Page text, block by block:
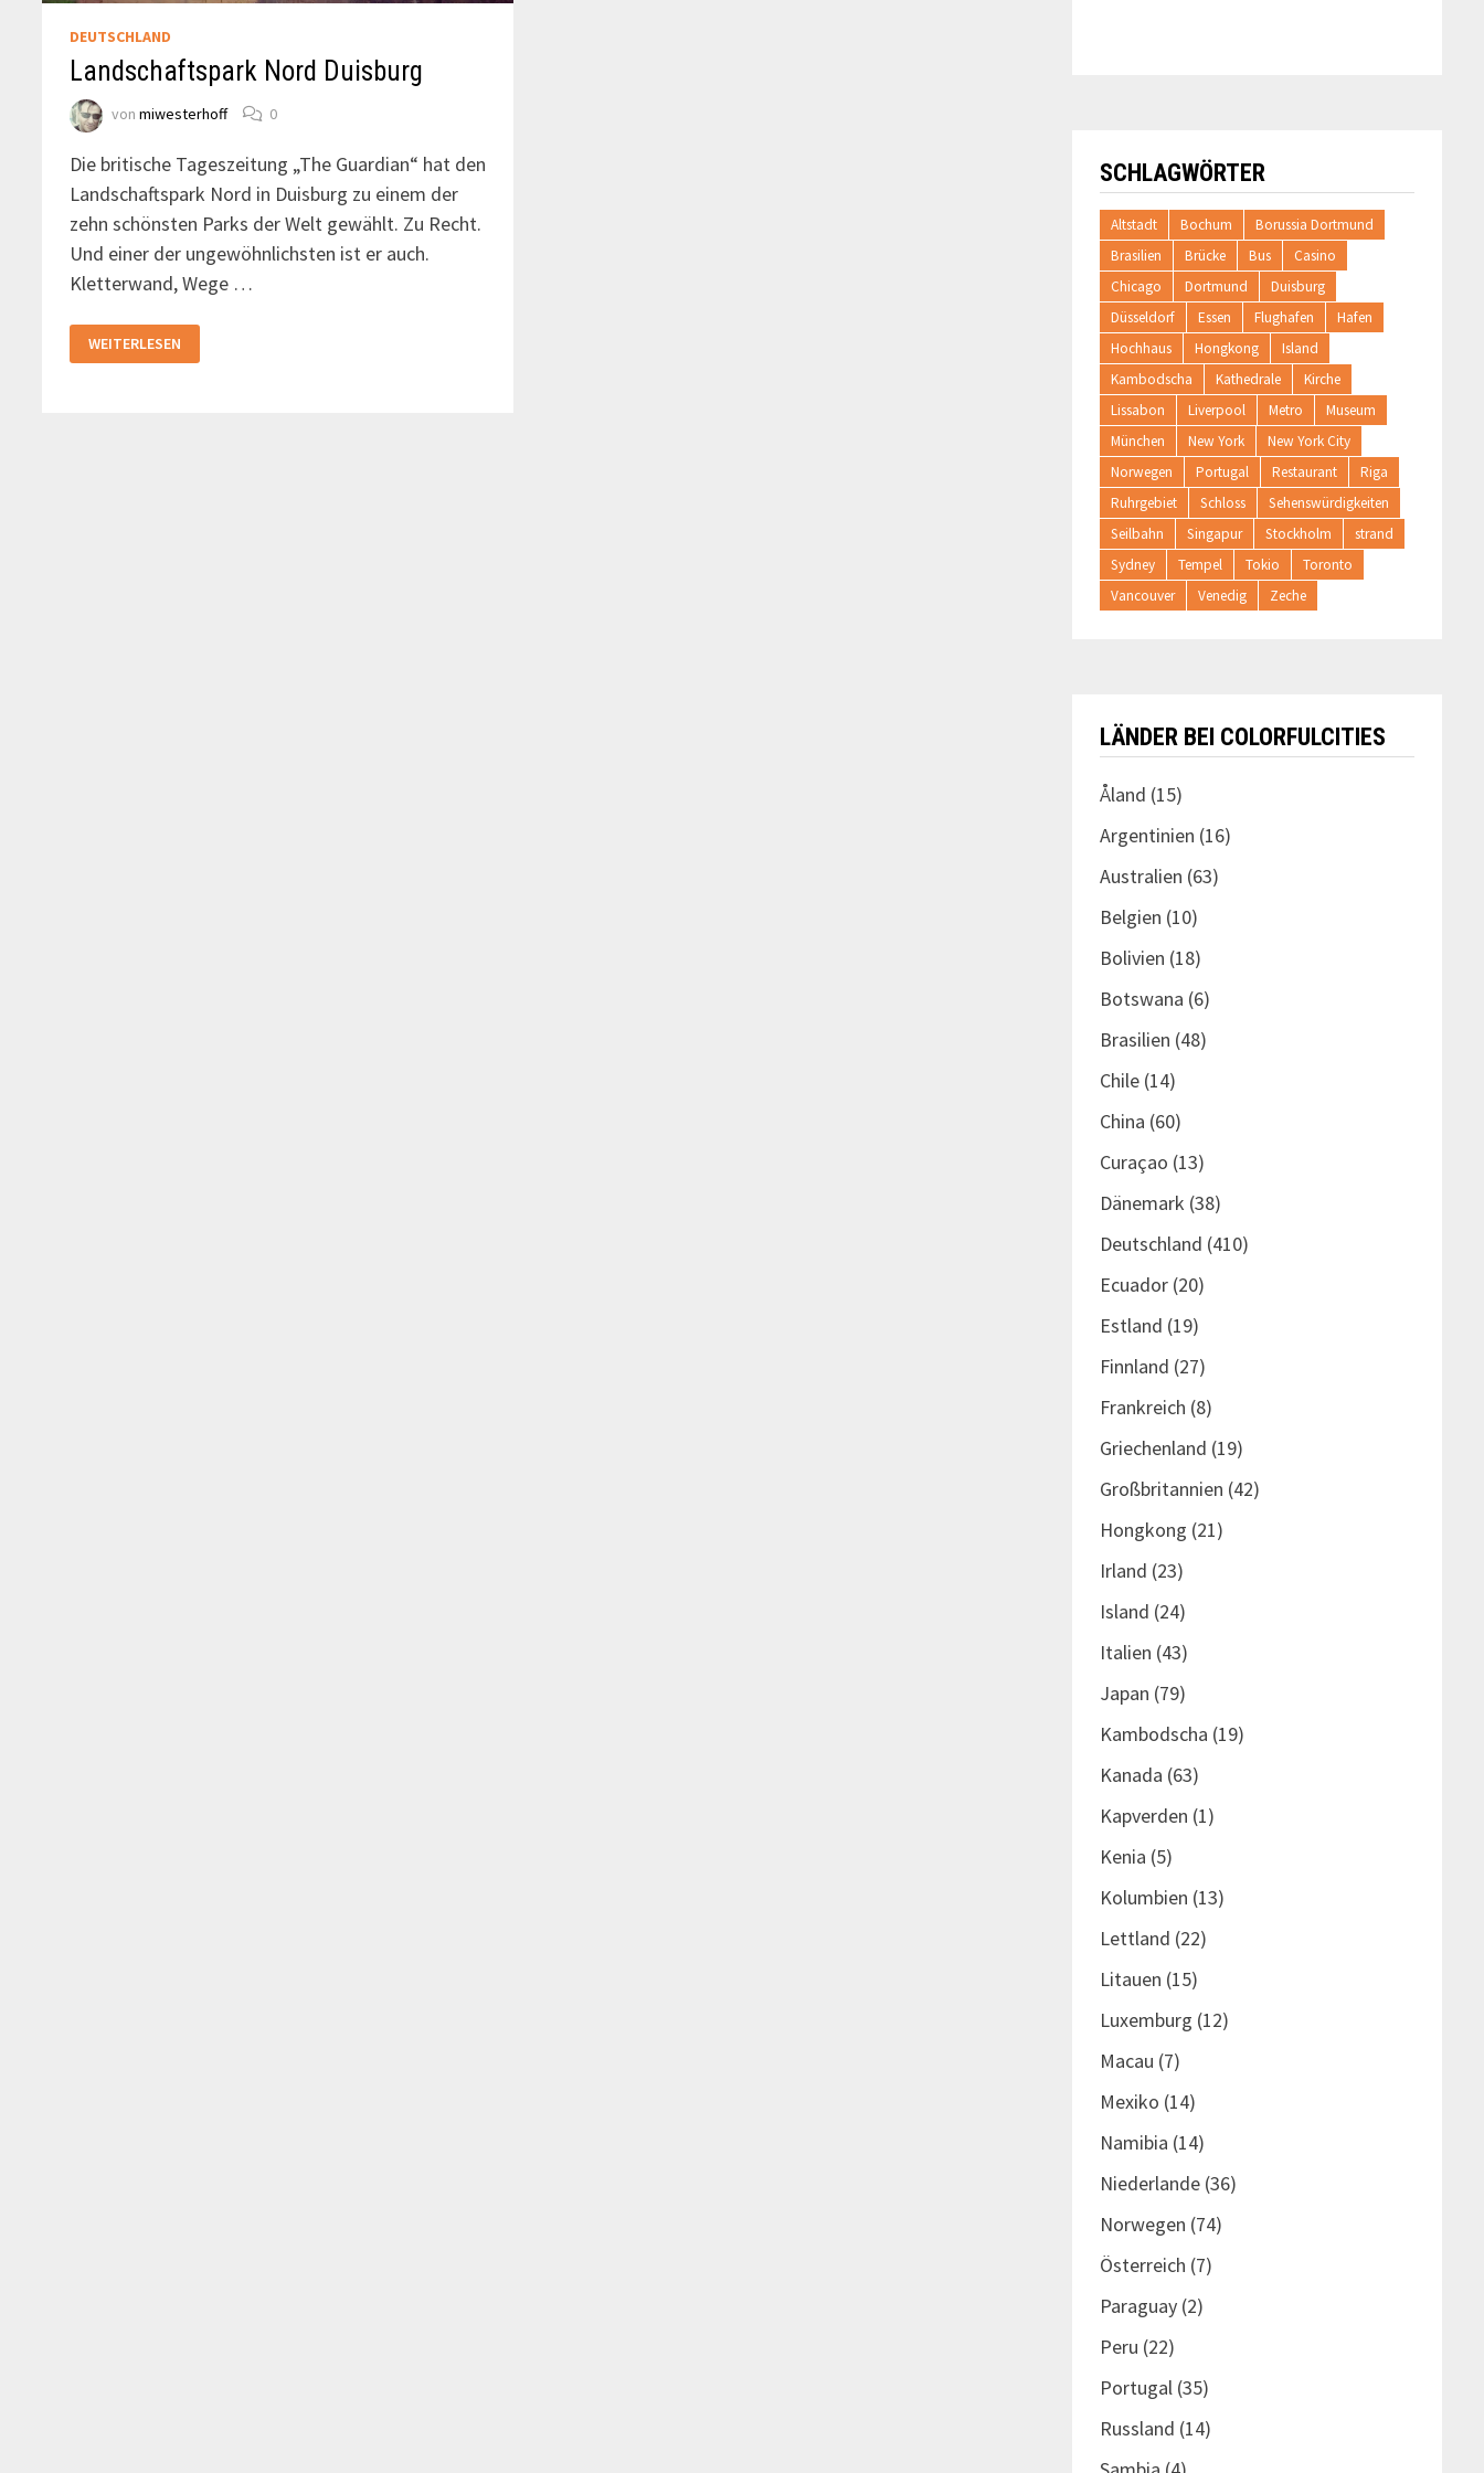
DEUTSCHLAND
Landschaftspark Nord Duisburg
vonmiwesterhoff 0
Die britische Tageszeitung „The Guardian“ hat den
Landschaftspark Nord in Duisburg zu einem der
zehn schönsten Parks der Welt gewählt. Zu Recht.
Und einer der ungewöhnlichsten ist er auch.
Kletterwand, Wege …
NORD
DUISBURG
WEITERLESEN
SCHLAGWÖRTER
Altstadt Bochum
Borussia Dortmund
Brasilien
Brücke Bus
Casino
Chicago
Dortmund
Duisburg
Düsseldorf
Essen Flughafen
Hafen
Hochhaus
Hongkong
Island
Kambodscha
Kathedrale
Kirche
Lissabon
Liverpool Metro
Museum
München
New York
New York City
Norwegen
Portugal Restaurant
Riga
Ruhrgebiet
Schloss
Sehenswürdigkeiten
Seilbahn
Singapur Stockholm
strand
Sydney
Tempel Tokio
Toronto
Vancouver
Venedig Zeche
LÄNDER BEI COLORFULCITIES
Åland (15)
Argentinien (16)
Australien (63)
Belgien (10)
Bolivien (18)
Botswana (6)
Brasilien (48)
Chile(14)
China (60)
Curaçao (13)
Dänemark (38)
Deutschland (410)
Ecuador(20)
Estland (19)
Finnland (27)
Frankreich (8)
Griechenland (19)
Großbritannien (42)
Hongkong (21)
Irland (23)
Island (24)
Italien (43)
Japan (79)
Kambodscha (19)
Kanada (63)
Kapverden (1)
Kenia (5)
Kolumbien (13)
Lettland (22)
Litauen (15)
Luxemburg (12)
Macau (7)
Mexiko (14)
Namibia (14)
Niederlande(36)
Norwegen (74)
Österreich (7)
Paraguay(2)
Peru (22)
Portugal(35)
Russland (14)